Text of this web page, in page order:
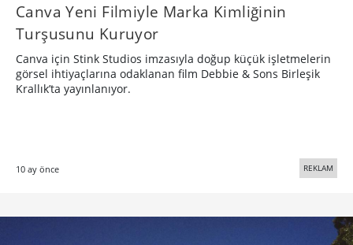
Canva Yeni Filmiyle Marka Kimliğinin
Turşusunu Kuruyor
Canva için Stink Studios imzasıyla doğup küçük işletmelerin
görsel ihtiyaçlarına odaklanan film Debbie & Sons Birleşik
Krallık’ta yayınlanıyor.
10 ay önce REKLAM